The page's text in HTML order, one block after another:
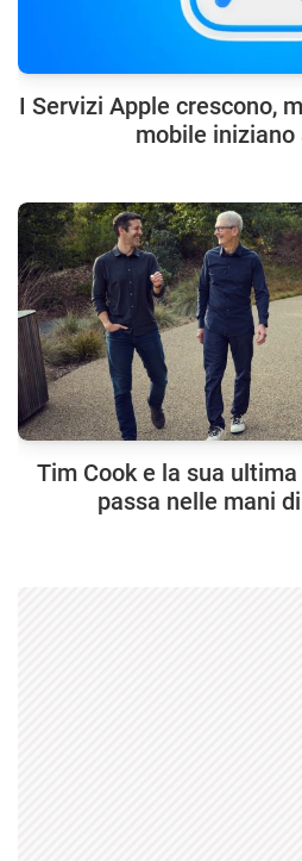
I Servizi Apple crescono,
mobile iniziano
Tim Cook e la sua ultima
passa nelle mani